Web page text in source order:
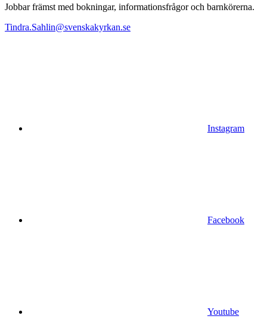
Jobbar främst med bokningar, informationsfrågor och barnkörerna.
Tindra.Sahlin@svenskakyrkan.se
Instagram
Facebook
Youtube